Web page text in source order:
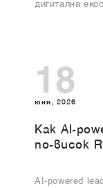
дигитална
18
юни, 2026
Как AI-
по-висок
AI-powered